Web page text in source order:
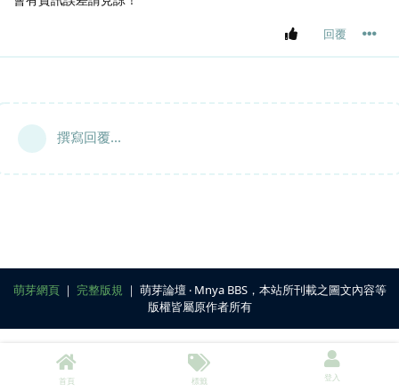
回覆
撰寫回覆...
萌芽網頁｜ 完整版規 ｜ 萌芽論壇 ‧ Mnya BBS，本站所刊載之圖文內容等
版權皆屬原作者所有
首頁 標籤 登入